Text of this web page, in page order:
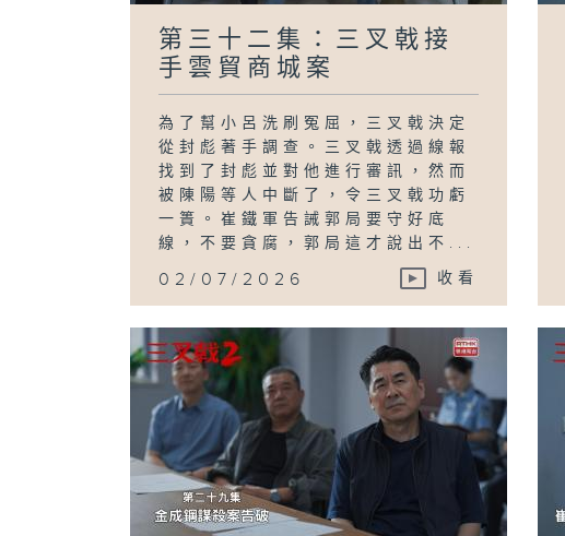
第三十二集：三叉戟接
手雲貿商城案
為了幫小呂洗刷冤屈，三叉戟決定
從封彪著手調查。三叉戟透過線報
找到了封彪並對他進行審訊，然而
被陳陽等人中斷了，令三叉戟功虧
一簣。崔鐵軍告誡郭局要守好底
線，不要貪腐，郭局這才說出不...
02/07/2026 收看